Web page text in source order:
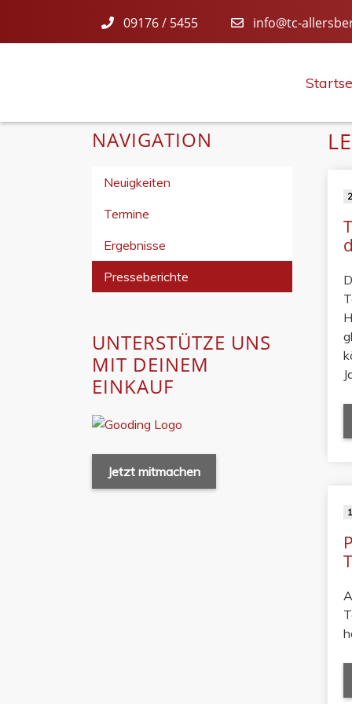
09176 / 5455 info@tc-
NAVIGATION
Neuigkeiten
Termine
Ergebnisse
Presseberichte
UNTERSTÜTZE UNS
MIT DEINEM
EINKAUF
Jetzt mitmachen